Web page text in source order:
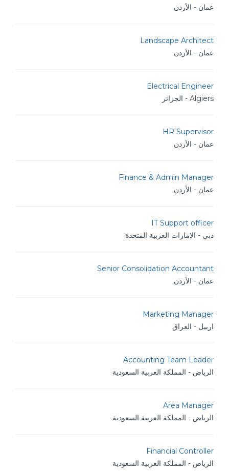
عمان - الأردن
Landscape Architect
عمان - الأردن
Electrical Engineer
Algiers - الجزائر
HR Supervisor
عمان - الأردن
Finance & Admin Manager
عمان - الأردن
IT Support officer
دبي - الامارات العربية المتحدة
Senior Consolidation Accountant
عمان - الأردن
Marketing Manager
اربيل - العراق
Accounting Team Leader
الرياض - المملكة العربية السعودية
Area Manager
الرياض - المملكة العربية السعودية
Financial Controller
الرياض - المملكة العربية السعودية